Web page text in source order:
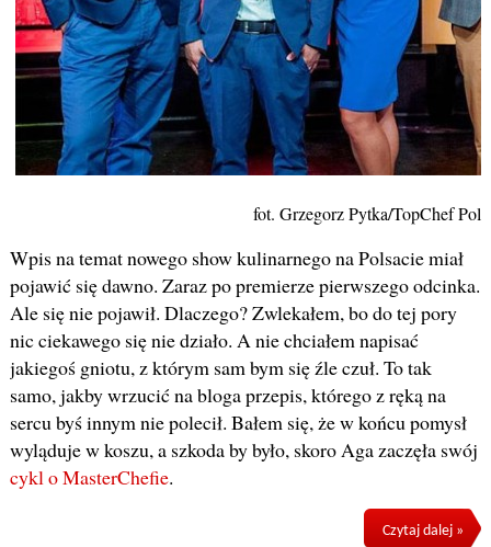
fot. Grzegorz Pytka/TopChef
Wpis na temat nowego show kulinarnego na Polsacie miał
pojawić się dawno. Zaraz po premierze pierwszego odcinka.
Ale się nie pojawił. Dlaczego? Zwlekałem, bo do tej pory
nic ciekawego się nie działo. A nie chciałem napisać
jakiegoś gniotu, z którym sam bym się źle czuł. To tak
samo, jakby wrzucić na bloga przepis, którego z ręką na
sercu byś innym nie polecił. Bałem się, że w końcu pomysł
wyląduje w koszu, a szkoda by było, skoro Aga zaczęła swój
cykl o MasterChefie.
Czytaj dalej »